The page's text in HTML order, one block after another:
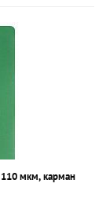
110 мкм, карман